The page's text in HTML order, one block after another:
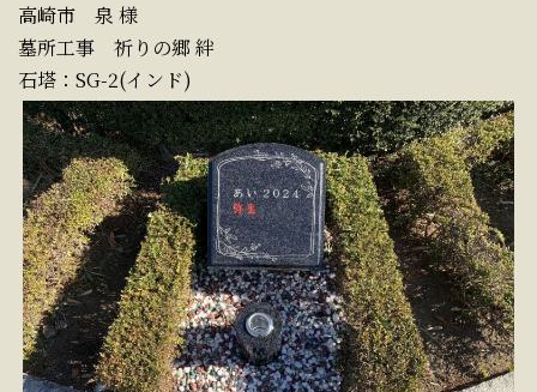
高崎市 泉 様
墓所工事 祈りの郷 絆
石塔：SG-2(インド)